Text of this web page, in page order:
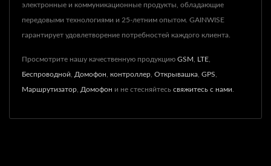
электронные и коммуникационные продукты, обладающие
передовыми технологиями и 25-летним опытом. GAINWISE
гарантирует удовлетворение потребностей каждого клиента.
Просмотрите нашу качественную продукцию GSM LTE
Беспроводной Домофон контроллер Открывашка GPS
Маршрутизатор Домофон и не стесняйтесь свяжитесь с нами